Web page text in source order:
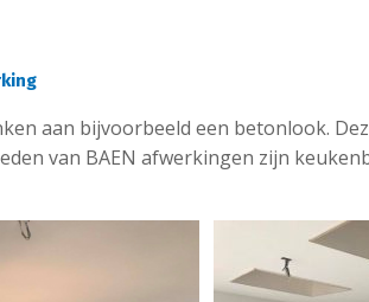
aan bijvoorbeeld een betonlook.
van BAEN afwerkingen zijn